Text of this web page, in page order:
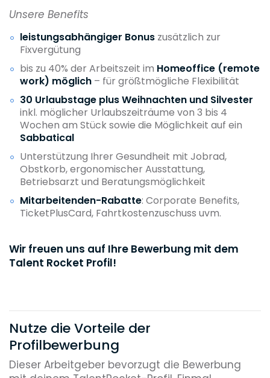
Unsere Benefits
leistungsabhängiger Bonus zusätzlich zur
Fixvergütung
bis zu 40% der Arbeitszeit im Homeoffice (remote
work) möglich – für größtmögliche Flexibilität
30 Urlaubstage plus Weihnachten und Silvester
inkl. möglicher Urlaubszeiträume von 3 bis 4
Wochen am Stück sowie die Möglichkeit auf ein
Sabbatical
Unterstützung Ihrer Gesundheit mit Jobrad,
Obstkorb, ergonomischer Ausstattung,
Betriebsarzt und Beratungsmöglichkeit
Mitarbeitenden-Rabatte: Corporate Benefits,
TicketPlusCard, Fahrtkostenzuschuss uvm.
Wir freuen uns auf Ihre Bewerbung mit dem
Talent Rocket Profil!
Nutze die Vorteile der
Profilbewerbung
Dieser Arbeitgeber bevorzugt die Bewerbung